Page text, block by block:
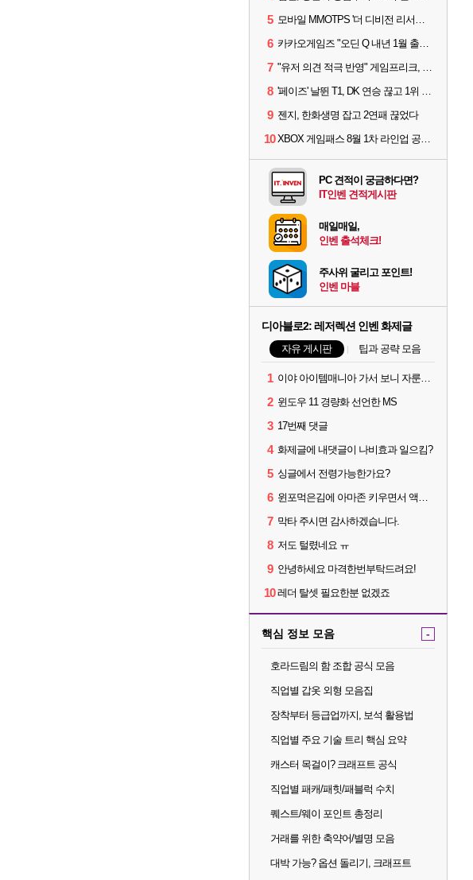
5 모바일 MMOTPS '더 디비전 리서전스', 6일 스팀에도 출시
6 카카오게임즈 "오딘 Q 내년 1월 출시, 연기는 없다"
7 "유저 의견 적극 반영" 게임프리크, 비스트 오브 리인카네이션 개선 나선다
8 '페이즈' 날뛴 T1, DK 연승 끊고 1위 지켜
9 젠지, 한화생명 잡고 2연패 끊었다
10 XBOX 게임패스 8월 1차 라인업 공개... '비스트 오브 리인카네이션' 즉시 합류
PC 견적이 궁금하다면?
IT인벤 견적게시판
매일매일,
인벤 출석체크!
주사위 굴리고 포인트!
인벤 마블
디아블로2: 레저렉션 인벤 화제글
자유 게시판 팁과 공략 모음
1 이야 아이템매니아 가서 보니 자룬이 뭐 3~4000원 하네요?
2 윈도우 11 경량화 선언한 MS
3 17번째 댓글
4 화제글에 내댓글이 나비효과 일으킴?
5 싱글에서 전령가능한가요?
6 윈포먹은김에 아마존 키우면서 액트미는데 자룬이?
7 막타 주시면 감사하겠습니다.
8 저도 털렸네요 ㅠ
9 안녕하세요 마격한번부탁드려요!
10 레더 탈셋 필요한분 없겠죠
핵심 정보 모음 -
호라드림의 함 조합 공식 모음
직업별 갑옷 외형 모음집
장착부터 등급업까지, 보석 활용법
직업별 주요 기술 트리 핵심 요약
캐스터 목걸이? 크래프트 공식
직업별 패캐/패힛/패블럭 수치
퀘스트/웨이 포인트 총정리
거래를 위한 축약어/별명 모음
대박 가능? 옵션 돌리기, 크래프트